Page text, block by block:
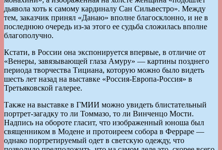
дьявола хоть к самому кардиналу Сан Сильвестро». Между
тем, заказчик принял «Данаю» вполне благосклонно, и не в
последнюю очередь из-за этого ее судьба сложилась вполне
благополучно.
Кстати, в России она экспонируется впервые, в отличие от
«Венеры, завязывающей глаза Амуру» — картины позднего
периода творчества Тициана, которую можно было видеть
шесть лет назад на выставке «Россия-Европа-Россия» в
Третьяковской галерее.
Также на выставке в ГМИИ можно увидеть блистательный
портрет-загадку то ли Томмазо, то ли Винченцо Мости.
Надпись на обороте гласит, что изображенный юноша был
священником в Модене и протоиреем собора в Ферраре —
однако портретируемый одет в светскую одежду, что